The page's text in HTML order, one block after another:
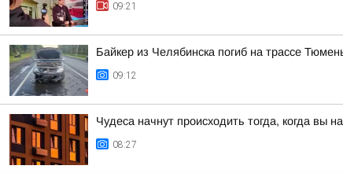
09:21
Байкер из Челябинска погиб на трассе
09:12
Чудеса начнут происходить тогда, когда вы
08:27